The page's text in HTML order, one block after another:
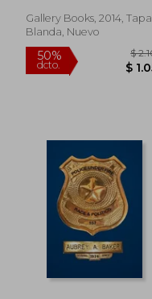
50%
dcto.
Gallery Books, 2014, Tapa
Blanda, Nuevo